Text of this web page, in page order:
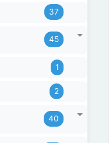
37
45
1
2
40